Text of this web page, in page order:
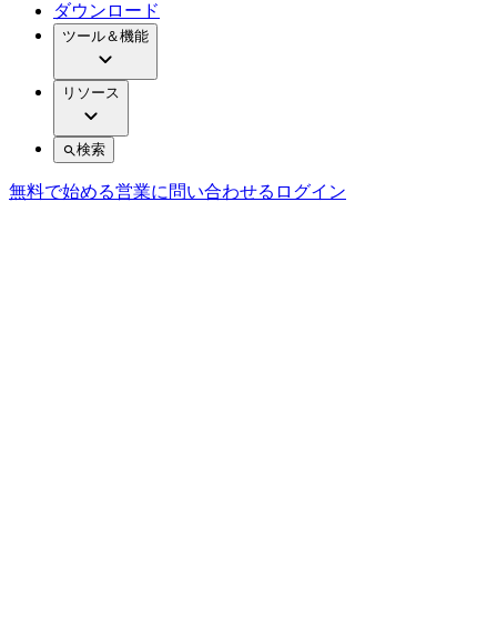
ダウンロード
ツール＆機能
リソース
検索
無料で始める営業に問い合わせる ログイン